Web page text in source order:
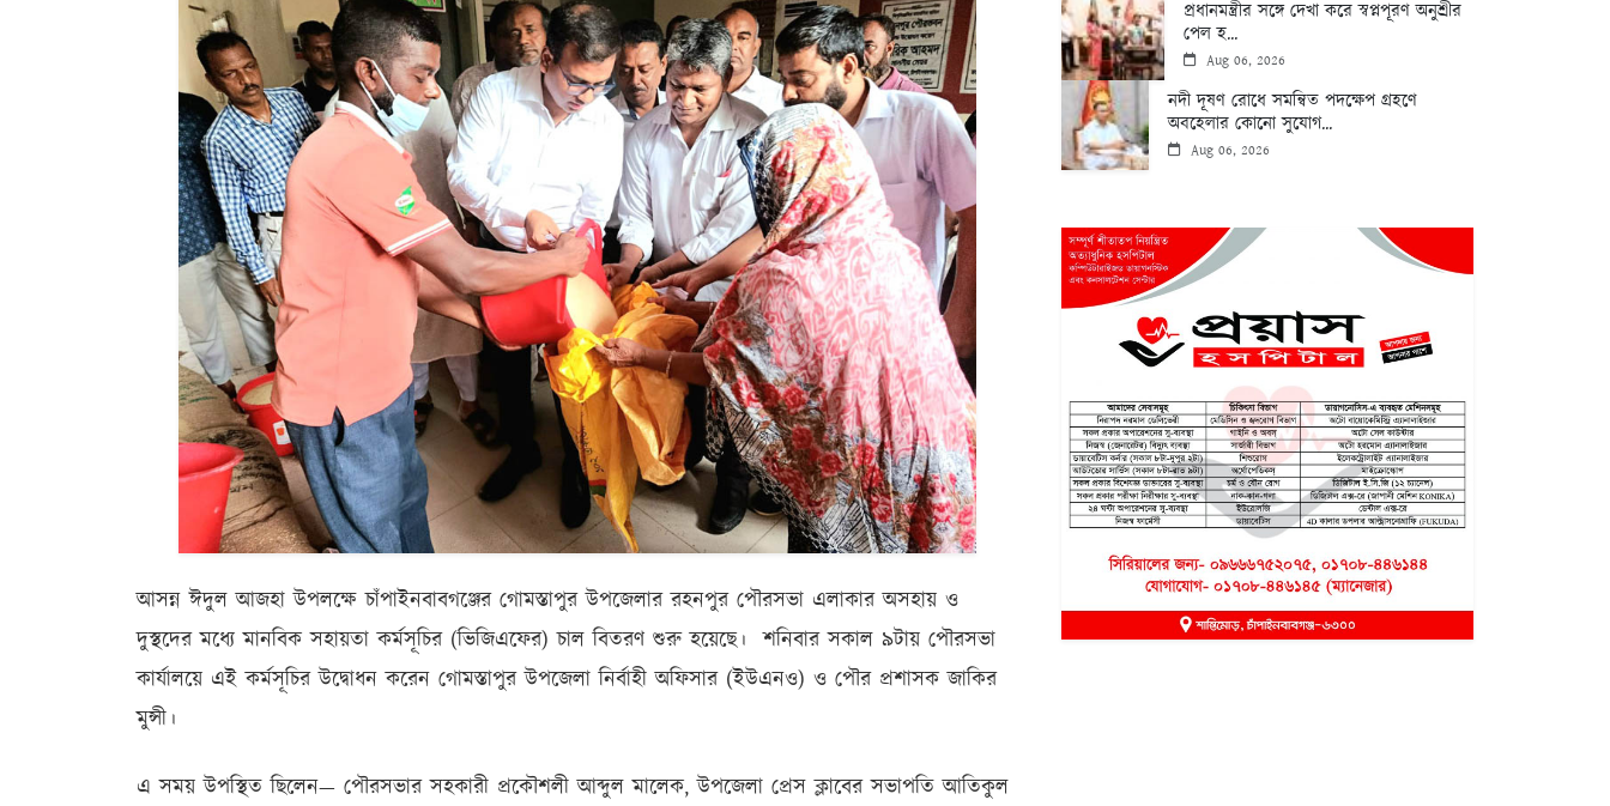
আসন্ন ঈদুল আজহা উপলক্ষে চাঁপাইনবাবগঞ্জের গোমস্তাপুর উপজেলার রহনপুর পৌরসভা এলাকার অসহায় ও
দুস্থদের মধ্যে মানবিক সহায়তা কর্মসূচির (ভিজিএফের) চাল বিতরণ শুরু হয়েছে। শনিবার সকাল ৯টায় পৌরসভা
কার্যালয়ে এই কর্মসূচির উদ্বোধন করেন গোমস্তাপুর উপজেলা নির্বাহী অফিসার (ইউএনও) ও পৌর প্রশাসক জাকির
মুন্সী।
এ সময় উপস্থিত ছিলেন— পৌরসভার সহকারী প্রকৌশলী আব্দুল মালেক, উপজেলা প্রেস ক্লাবের সভাপতি আতিকুল
প্রধানমন্ত্রীর সঙ্গে দেখা করে স্বপ্নপূরণ অনুশ্রীর
পেল হ...
Aug 06, 2026
নদী দূষণ রোধে সমন্বিত পদক্ষেপ গ্রহণে
অবহেলার কোনো সুযোগ...
Aug 06, 2026